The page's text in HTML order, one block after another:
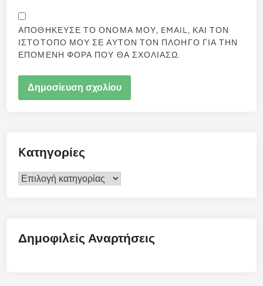
ΑΠΟΘΗΚΕΥΣΕ ΤΟ ΟΝΟΜΑ ΜΟΥ, EMAIL, ΚΑΙ ΤΟΝ
ΙΣΤΟΤΟΠΟ ΜΟΥ ΣΕ ΑΥΤΟΝ ΤΟΝ ΠΛΟΗΓΟ ΓΙΑ ΤΗΝ
ΕΠΟΜΕΝΗ ΦΟΡΑ ΠΟΥ ΘΑ ΣΧΟΛΙΑΣΩ.
Kατηγορίες
Kατηγορίες
Δημοφιλείς Αναρτήσεις